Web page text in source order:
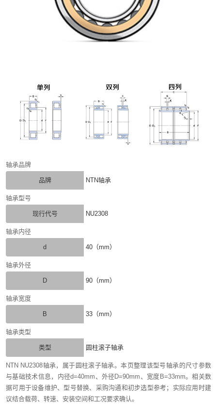
轴承品牌
品牌 NTN轴承
轴承型号
现行代号 NU2308
轴承内径
d 40（mm）
轴承外径
D 90（mm）
轴承宽度
B 33（mm）
轴承类型
类型 圆柱滚子轴承
NTN NU2308轴承，属于圆柱滚子轴承。本页整理该型号轴承的尺寸参数
与基础技术信息，内径d=40mm、外径D=90mm、宽度B=33mm。相关数
据可用于设备维护、型号替换、采购沟通和初步选型参考；实际应用时建
议结合载荷、转速、安装空间和工况要求确认。